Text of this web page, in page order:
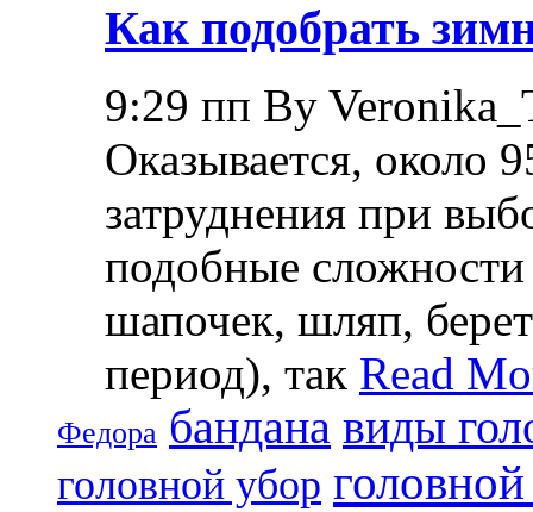
Как подобрать
9:29 пп By
Оказывается, около
затруднения при
подобные сложности
шапочек, шляп,
период), так Read
Федора бандана виды
головной убор